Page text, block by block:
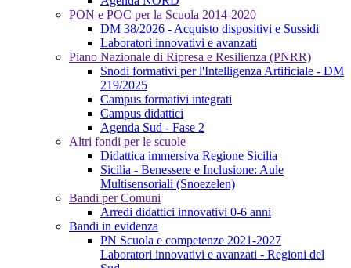
PON e POC per la Scuola 2014-2020
DM 38/2026 - Acquisto dispositivi e Sussidi
Laboratori innovativi e avanzati
Piano Nazionale di Ripresa e Resilienza (PNRR)
Snodi formativi per l'Intelligenza Artificiale - DM
219/2025
Campus formativi integrati
Campus didattici
Agenda Sud - Fase 2
Altri fondi per le scuole
Didattica immersiva Regione Sicilia
Sicilia - Benessere e Inclusione: Aule
Multisensoriali (Snoezelen)
Bandi per Comuni
Arredi didattici innovativi 0-6 anni
Bandi in evidenza
PN Scuola e competenze 2021-2027
Laboratori innovativi e avanzati - Regioni del